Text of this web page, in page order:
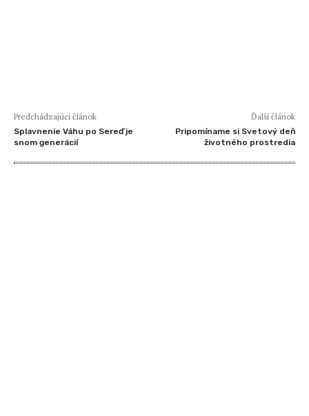
Predchádzajúci článok
Splavnenie Váhu po Sereď je
snom generácií
Ďalší článok
Pripomíname si Svetový deň
životného prostredia